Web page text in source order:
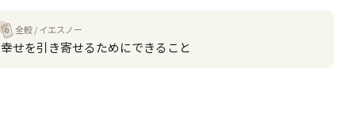
全般 イエスノー
幸せを引き寄せるためにできること